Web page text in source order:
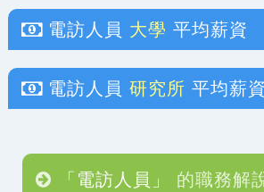
電訪人員 大學 平均薪資
電訪人員 研究所 平均薪資
「電訪人員」 的職務解